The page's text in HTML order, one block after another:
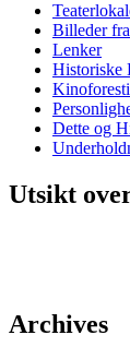
Billeder
Lenker
Historiske
Dette og
Utsikt
Archives